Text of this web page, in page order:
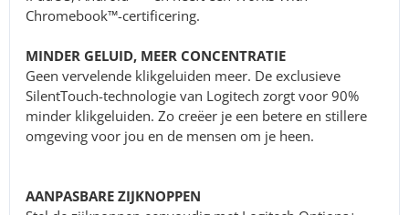
Chromebook™-certificering.
MINDER GELUID, MEER CONCENTRATIE
Geen vervelende klikgeluiden meer. De exclusieve
SilentTouch-technologie van Logitech zorgt voor 90%
minder klikgeluiden. Zo creëer je een betere en stillere
omgeving voor jou en de mensen om je heen.
AANPASBARE ZIJKNOPPEN